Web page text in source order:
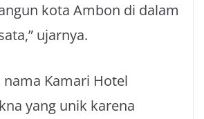
kota Ambon di dalam
ujarnya.
Kamari Hotel
yang unik karena